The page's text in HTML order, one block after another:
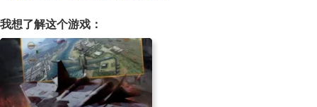
我想了解这个游戏：